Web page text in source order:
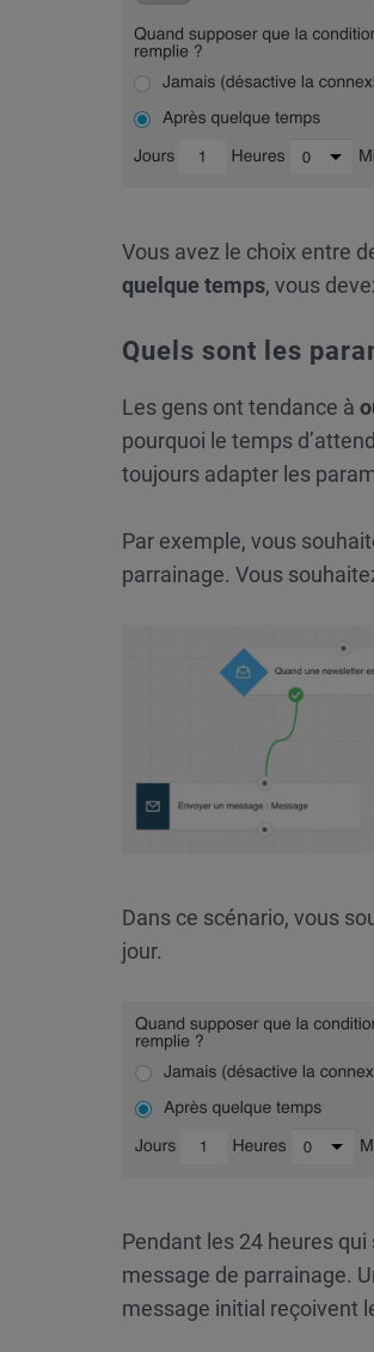
Vous avez le choix entre
quelque temps, vous
Quels sont les
Les gens ont tendance à
pourquoi le temps
toujours adapter les
Par exemple, vous
parrainage. Vous
Dans ce scénario, vous
jour.
Pendant les 24 heures
message de parrainage.
message initial reçoivent